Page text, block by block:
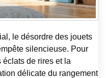
le désordre des jouets
silencieuse. Pour
de rires et la
délicate du rangement